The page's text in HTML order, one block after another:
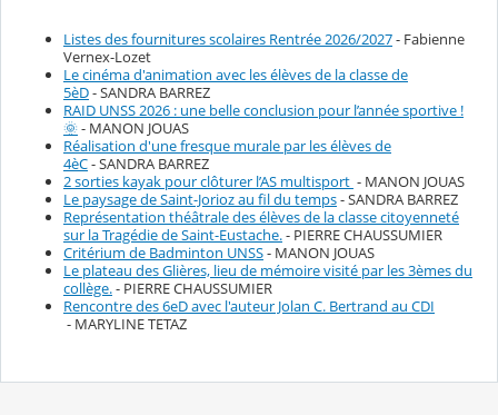
Listes des fournitures scolaires Rentrée 2026/2027- Fabienne
Vernex-Lozet
Le cinéma d'animation avec les élèves de la classe de
5èD- SANDRA BARREZ
RAID UNSS 2026 : une belle conclusion pour l’année sportive !
🌞- MANON JOUAS
Réalisation d'une fresque murale par les élèves de
4èC- SANDRA BARREZ
2 sorties kayak pour clôturer l’AS multisport - MANON JOUAS
Le paysage de Saint-Jorioz au fil du temps- SANDRA BARREZ
Représentation théâtrale des élèves de la classe citoyenneté
sur la Tragédie de Saint-Eustache.- PIERRE CHAUSSUMIER
Critérium de Badminton UNSS- MANON JOUAS
Le plateau des Glières, lieu de mémoire visité par les 3èmes du
collège.- PIERRE CHAUSSUMIER
Rencontre des 6eD avec l'auteur Jolan C. Bertrand au CDI
- MARYLINE TETAZ